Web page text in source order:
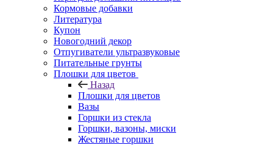
Кормовые добавки
Литература
Купон
Новогодний декор
Отпугиватели ультразвуковые
Питательные грунты
Плошки для цветов
Назад
Плошки для цветов
Вазы
Горшки из стекла
Горшки, вазоны, миски
Жестяные горшки